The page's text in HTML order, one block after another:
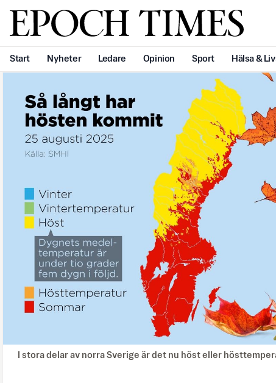
Svenska Epoch Times
Start Nyheter Ledare Opinion Sport Hälsa &
I stora delar av norra Sverige är det nu höst eller